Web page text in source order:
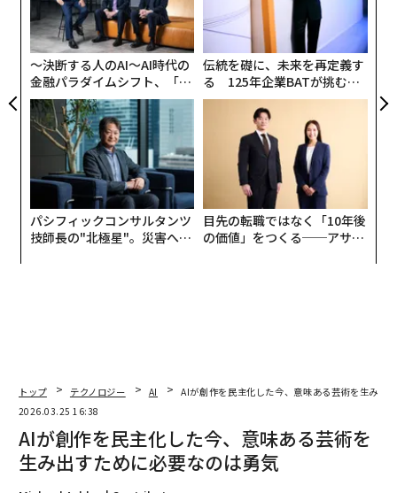
〜決断する人のAI〜AI時代の
金融パラダイムシフト、「超
個別化」の核心 【MUFG×ウ
ェルスナビ×PwC】
伝統を礎に、未来を再定義す
る 125年企業BATが挑むス
モークレスな未来
パシフィックコンサルタンツ
技師長の"北極星"。災害への
目先の転職ではなく「10年後
の価値」をつくる──アサイ
トップ テクノロジー AI
AIが創作を民主化した今、意味ある芸術を生み出
2026.03.25 16:38
AIが創作を民主化した今、意味ある芸術を
生み出すために必要なのは勇気